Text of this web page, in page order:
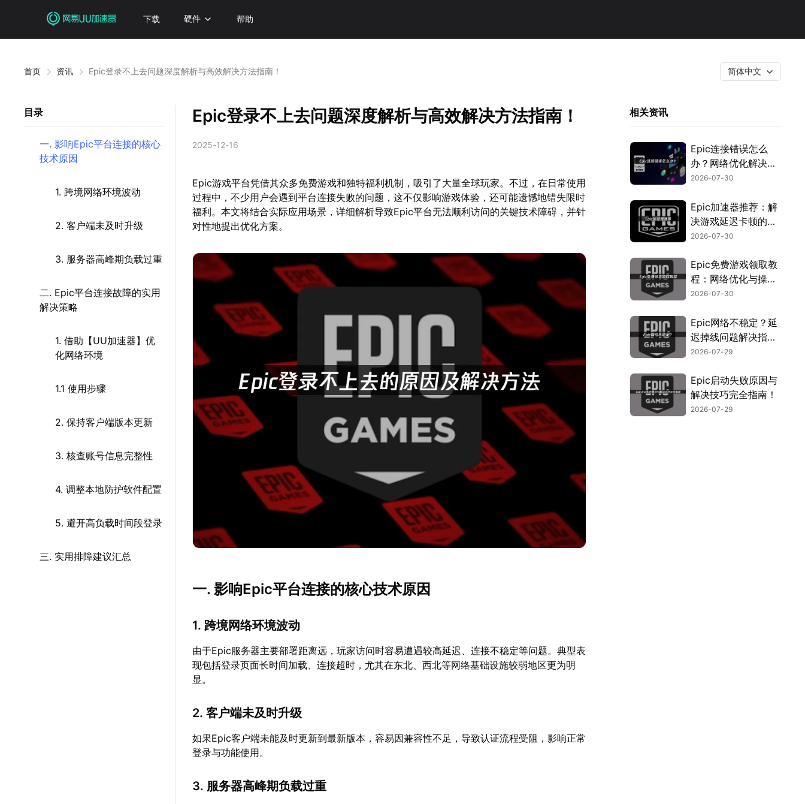
下载 硬件 帮助
首页 资讯 Epic登录不上去问题深度解析与高效解决方法指南！ 简体中文
目录
一. 影响Epic平台连接的核心
技术原因
1. 跨境网络环境波动
2. 客户端未及时升级
3. 服务器高峰期负载过重
二. Epic平台连接故障的实用
解决策略
1. 借助【UU加速器】优
化网络环境
1.1 使用步骤
2. 保持客户端版本更新
3. 核查账号信息完整性
4. 调整本地防护软件配置
5. 避开高负载时间段登录
三. 实用排障建议汇总
Epic登录不上去问题深度解析与高效解决方法指南！
2025-12-16
Epic游戏平台凭借其众多免费游戏和独特福利机制，吸引了大量全球玩家。不过，在日常使用
过程中，不少用户会遇到平台连接失败的问题，这不仅影响游戏体验，还可能遗憾地错失限时
福利。本文将结合实际应用场景，详细解析导致Epic平台无法顺利访问的关键技术障碍，并针
对性地提出优化方案。
一. 影响Epic平台连接的核心技术原因
1. 跨境网络环境波动
由于Epic服务器主要部署距离远，玩家访问时容易遭遇较高延迟、连接不稳定等问题。典型表
现包括登录页面长时间加载、连接超时，尤其在东北、西北等网络基础设施较弱地区更为明
显。
2. 客户端未及时升级
如果Epic客户端未能及时更新到最新版本，容易因兼容性不足，导致认证流程受阻，影响正常
登录与功能使用。
3. 服务器高峰期负载过重
相关资讯
Epic连接错误怎么
办？网络优化解决指
南！
2026-07-30
Epic加速器推荐：解
决游戏延迟卡顿的优
化指南！
2026-07-30
Epic免费游戏领取教
程：网络优化与操作
指南！
2026-07-30
Epic网络不稳定？延
迟掉线问题解决指
南！
2026-07-29
Epic启动失败原因与
解决技巧完全指南！
2026-07-29